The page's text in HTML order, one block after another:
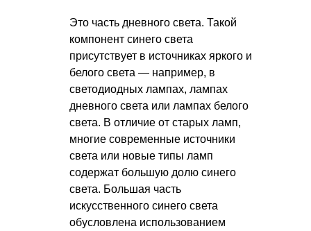
Это часть дневного света. Такой
компонент синего света
присутствует в источниках яркого и
белого света — например, в
светодиодных лампах, лампах
дневного света или лампах белого
света. В отличие от старых ламп,
многие современные источники
света или новые типы ламп
содержат большую долю синего
света. Большая часть
искусственного синего света
обусловлена использованием